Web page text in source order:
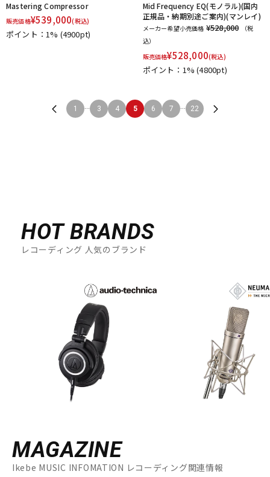
Mastering Compressor
販売価格¥539,000(税込)
ポイント：1% (4900pt)
Mid Frequency EQ(モノラル)(国内
正規品・納期別途ご案内)(マンレイ)
メーカー希望小売価格 ¥528,000
（税
込）
販売価格¥528,000(税込)
ポイント：1%(4800pt)
1 ... 3 4 5 6 7 ... 22
HOT BRANDS
レコーディング 人気のブランド
MAGAZINE
Ikebe MUSIC INFOMATION レコーディング関連情報